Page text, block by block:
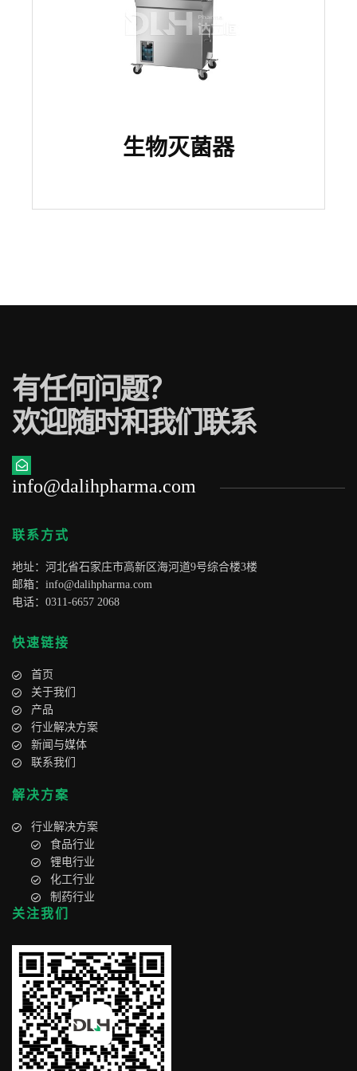
生物灭菌器
有任何问题？
欢迎随时和我们联系
info@dalihpharma.com
联系方式
地址：河北省石家庄市高新区海河道9号综合楼3楼
邮箱： info@dalihpharma.com
电话：0311-6657 2068
快速链接
首页
关于我们
产品
行业解决方案
新闻与媒体
联系我们
解决方案
行业解决方案
食品行业
锂电行业
化工行业
制药行业
关注我们